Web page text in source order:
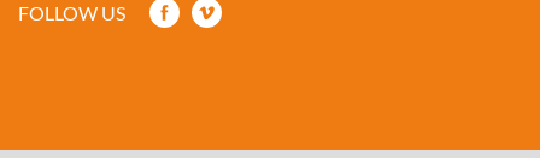
FOLLOW US